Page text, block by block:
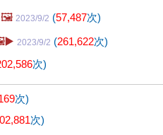
🖼️ 2023/9/2 (57,487次)
2023/9/2 (261,622次)
次)
次)
次)